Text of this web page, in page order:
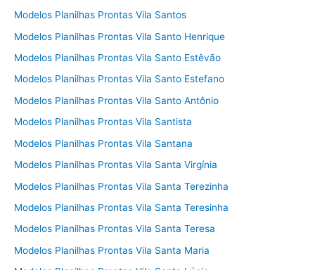
Modelos Planilhas Prontas Vila Santos
Modelos Planilhas Prontas Vila Santo Henrique
Modelos Planilhas Prontas Vila Santo Estêvão
Modelos Planilhas Prontas Vila Santo Estefano
Modelos Planilhas Prontas Vila Santo Antônio
Modelos Planilhas Prontas Vila Santista
Modelos Planilhas Prontas Vila Santana
Modelos Planilhas Prontas Vila Santa Virgínia
Modelos Planilhas Prontas Vila Santa Terezinha
Modelos Planilhas Prontas Vila Santa Teresinha
Modelos Planilhas Prontas Vila Santa Teresa
Modelos Planilhas Prontas Vila Santa Maria